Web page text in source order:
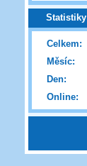
Statistiky
Online:
Celkem:
Měsíc:
Den: